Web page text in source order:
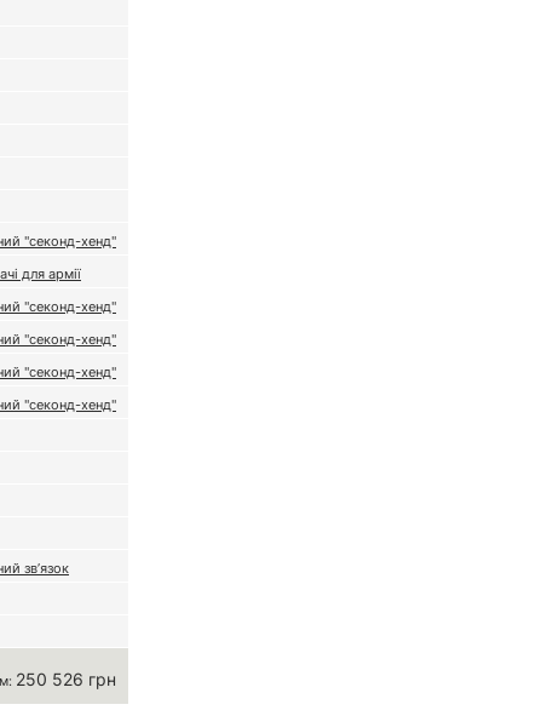
"секонд-хенд"
для армії
"секонд-хенд"
"секонд-хенд"
"секонд-хенд"
"секонд-хенд"
зв’язок
250 526 грн